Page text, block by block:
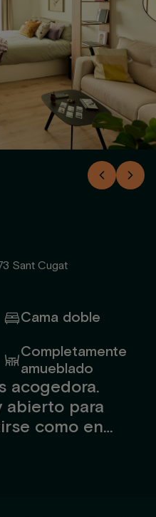
Sant Cugat
Cama doble
Completamente
amueblado
acogedora.
abierto para
como en
y diseñado